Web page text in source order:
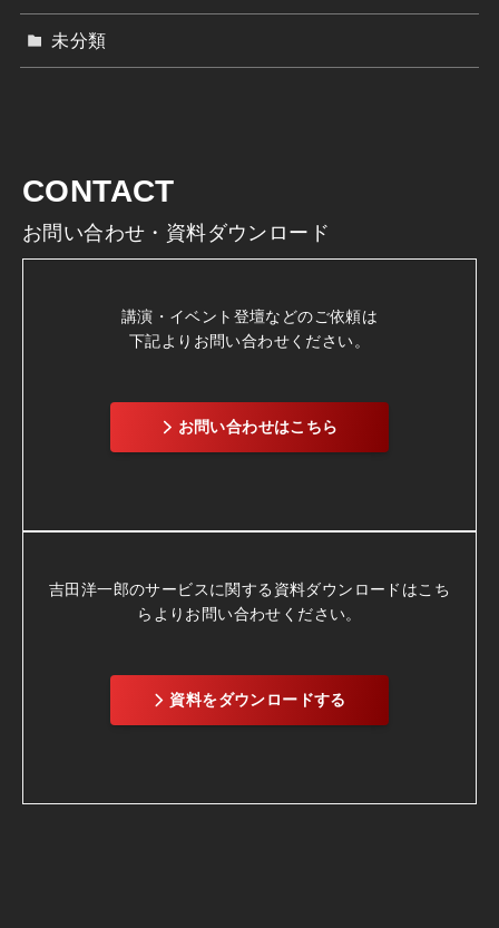
未分類
CONTACT
お問い合わせ・資料ダウンロード
講演・イベント登壇などのご依頼は
下記よりお問い合わせください。
お問い合わせはこちら
吉田洋一郎のサービスに関する資料ダウンロードはこち
らよりお問い合わせください。
資料をダウンロードする